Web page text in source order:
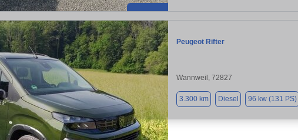
Peugeot Rifter
Wannweil, 72827
3.300 km Diesel 96 kw (131 PS)